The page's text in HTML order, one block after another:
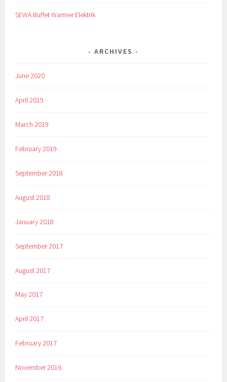
SEWA Buffet Warmer Elektrik
ARCHIVES
June 2020
April 2019
March 2019
February 2019
September 2018
August 2018
January 2018
September 2017
August 2017
May 2017
April 2017
February 2017
November 2016